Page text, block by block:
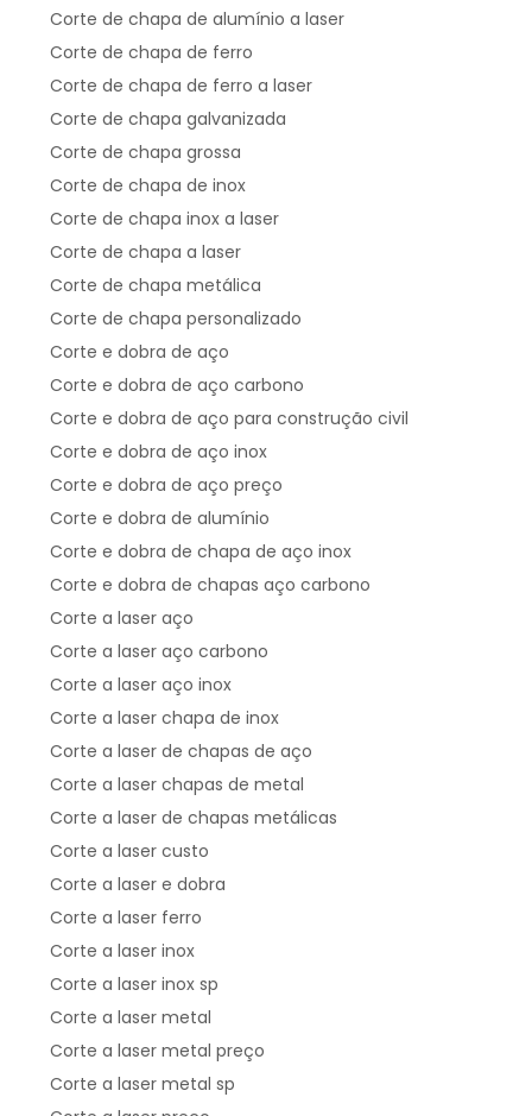
Corte de chapa de alumínio a laser
Corte de chapa de ferro
Corte de chapa de ferro a laser
Corte de chapa galvanizada
Corte de chapa grossa
Corte de chapa de inox
Corte de chapa inox a laser
Corte de chapa a laser
Corte de chapa metálica
Corte de chapa personalizado
Corte e dobra de aço
Corte e dobra de aço carbono
Corte e dobra de aço para construção civil
Corte e dobra de aço inox
Corte e dobra de aço preço
Corte e dobra de alumínio
Corte e dobra de chapa de aço inox
Corte e dobra de chapas aço carbono
Corte a laser aço
Corte a laser aço carbono
Corte a laser aço inox
Corte a laser chapa de inox
Corte a laser de chapas de aço
Corte a laser chapas de metal
Corte a laser de chapas metálicas
Corte a laser custo
Corte a laser e dobra
Corte a laser ferro
Corte a laser inox
Corte a laser inox sp
Corte a laser metal
Corte a laser metal preço
Corte a laser metal sp